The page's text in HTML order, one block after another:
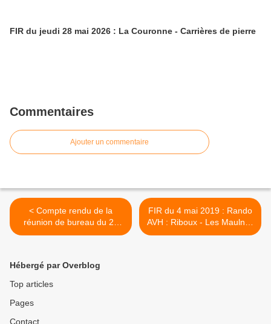
FIR du jeudi 28 mai 2026 : La Couronne - Carrières de pierre
Commentaires
Ajouter un commentaire
< Compte rendu de la
réunion de bureau du 26
avril 2019
FIR du 4 mai 2019 : Rando
AVH : Riboux - Les Maulnes
>
Hébergé par Overblog
Top articles
Pages
Contact